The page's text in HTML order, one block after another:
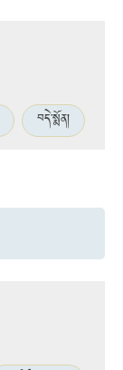
བདེ་སྨོན།